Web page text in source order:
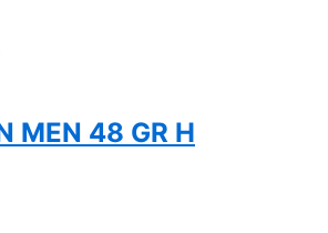
MEN 48 GR H